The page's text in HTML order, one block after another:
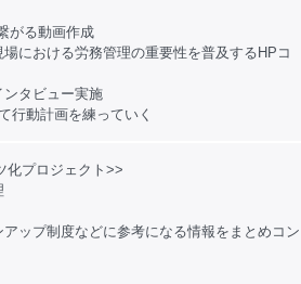
がる動画作成
における労務管理の重要性を普及するHPコ
ンタビュー実施
行動計画を練っていく
化プロジェクト>>
ップ制度などに参考になる情報をまとめコン